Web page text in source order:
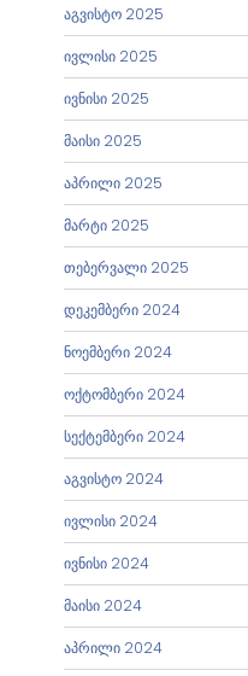
აგვისტო 2025
ივლისი 2025
ივნისი 2025
მაისი 2025
აპრილი 2025
მარტი 2025
თებერვალი 2025
დეკემბერი 2024
ნოემბერი 2024
ოქტომბერი 2024
სექტემბერი 2024
აგვისტო 2024
ივლისი 2024
ივნისი 2024
მაისი 2024
აპრილი 2024